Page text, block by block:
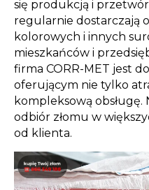
się produkcją i
regularnie dostarczają
kolorowych i innych
mieszkańców i
firma CORR-MET jest
oferującym nie tylko
kompleksową
odbiór złomu w
od klienta.